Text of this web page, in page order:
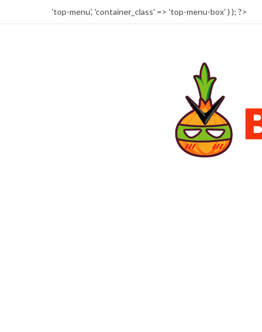
'top-menu', 'container_class' => 'top-menu-box' ) ); ?>